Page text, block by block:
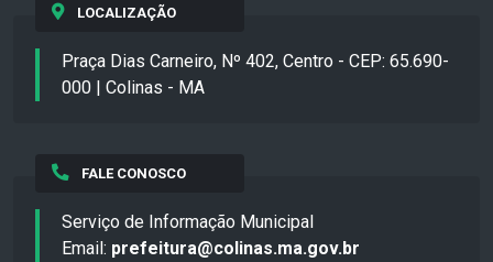
LOCALIZAÇÃO
Praça Dias Carneiro, Nº 402, Centro - CEP: 65.690-
000 | Colinas - MA
FALE CONOSCO
Serviço de Informação Municipal
Email: prefeitura@colinas.ma.gov.br